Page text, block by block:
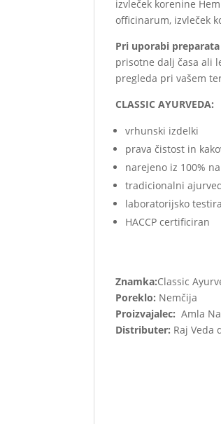
izvleček korenine
officinarum, izvleček
Pri uporabi
prisotne dalj časa ali
pregleda pri vašem
CLASSIC AYURVEDA:
vrhunski izdelki
prava čistost in
narejeno iz 100%
tradicionalni
laboratorijsko
HACCP certificiran
Znamka:Classic
Poreklo: Nemčija
Proizvajalec: Amla
Distributer: Raj Veda